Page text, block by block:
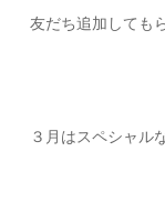
友だち追加しても
３月はスペシャル